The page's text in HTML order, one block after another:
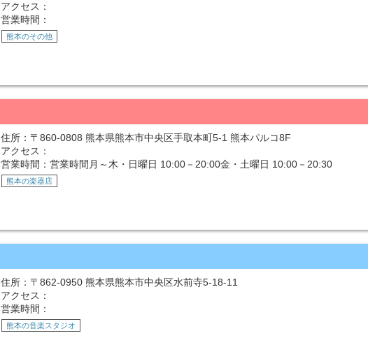
アクセス：
営業時間：
熊本のその他
住所：〒860-0808 熊本県熊本市中央区手取本町5-1 熊本パルコ8F
アクセス：
営業時間：営業時間月～木・日曜日 10:00－20:00金・土曜日 10:00－20:30
熊本の楽器店
住所：〒862-0950 熊本県熊本市中央区水前寺5-18-11
アクセス：
営業時間：
熊本の音楽スタジオ